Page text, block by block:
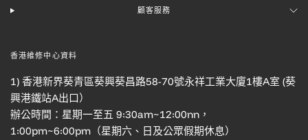
顧客服務
香港維修中心資料
1) 香港新界葵青區葵興葵昌路58-70號永祥工業大廈1樓A室 (葵
興港鐵站A出口）
辦公時間：星期一至五 9:30am~12:00nn，
1:00pm~6:00pm（星期六、日及公眾假期休息）